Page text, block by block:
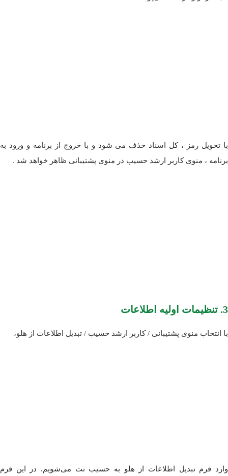
با تحویل رمز ، کل اسناد حذف می شود و با خروج از برنامه و ورود به
برنامه ، منوی کاربر ارشد حسیب در منوی پشتیبانی ظاهر خواهد شد .
3. تنظیمات اولیه اطلاعات
با انتخاب منوی پشتیبانی / کاربر ارشد حسیب / تبدیل اطلاعات از هلو،
وارد فرم تبدیل اطلاعات از هلو به حسیب نت می‌شویم. در این فرم